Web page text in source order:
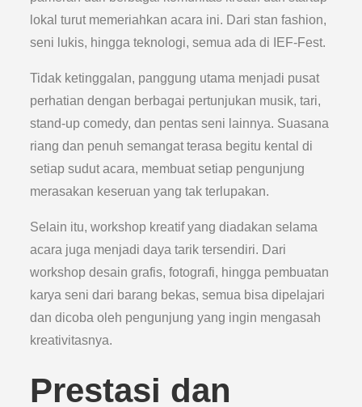
lokal turut memeriahkan acara ini. Dari stan fashion,
seni lukis, hingga teknologi, semua ada di IEF-Fest.
Tidak ketinggalan, panggung utama menjadi pusat
perhatian dengan berbagai pertunjukan musik, tari,
stand-up comedy, dan pentas seni lainnya. Suasana
riang dan penuh semangat terasa begitu kental di
setiap sudut acara, membuat setiap pengunjung
merasakan keseruan yang tak terlupakan.
Selain itu, workshop kreatif yang diadakan selama
acara juga menjadi daya tarik tersendiri. Dari
workshop desain grafis, fotografi, hingga pembuatan
karya seni dari barang bekas, semua bisa dipelajari
dan dicoba oleh pengunjung yang ingin mengasah
kreativitasnya.
Prestasi dan